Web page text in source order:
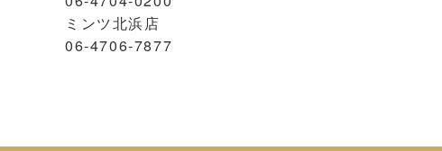
ミンツ北浜店
06-4706-7877